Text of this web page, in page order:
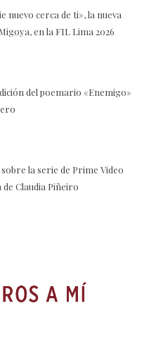
nuevo cerca de ti», la nueva
en la FIL Lima 2026
del poemario «Enemigo»
la serie de Prime Video
de Claudia Piñeiro